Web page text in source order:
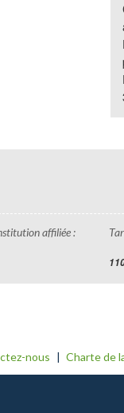
affiliée :
nous Charte de